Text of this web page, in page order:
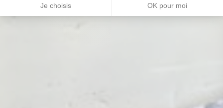
Je choisis OK pour moi